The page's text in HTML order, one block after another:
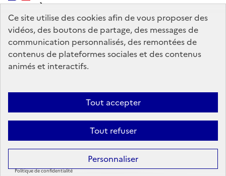
Ce site utilise des cookies afin de vous proposer des
vidéos, des boutons de partage, des messages de
communication personnalisés, des remontées de
contenus de plateformes sociales et des contenus
animés et interactifs.
Tout accepter
Tout refuser
Personnaliser
Politique de confidentialité
MINISTÈRE
DE LA CULTURE
legifrance.gouv.fr
service-public.gouv.fr
data.gouv.fr
Sauf mention contraire, tous les contenus de ce site sont sous